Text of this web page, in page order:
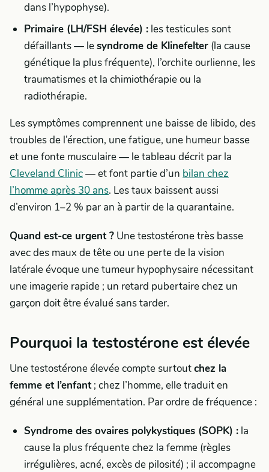
dans l’hypophyse).
Primaire (LH/FSH élevée) : les testicules sont
défaillants — lesyndrome de Klinefelter (la cause
génétique la plus fréquente), l’orchite ourlienne, les
traumatismes et la chimiothérapie ou la
radiothérapie.
Les symptômes comprennent une baisse de libido, des
troubles de l’érection, une fatigue, une humeur basse
et une fonte musculaire — le tableau décrit par la
Cleveland Clinic— et font partie d’un bilan chez
l’homme après 30 ans. Les taux baissent aussi
d’environ 1–2 % par an à partir de la quarantaine.
Quand est-ce urgent ? Une testostérone très basse
avec des maux de tête ou une perte de la vision
latérale évoque une tumeur hypophysaire nécessitant
une imagerie rapide ; un retard pubertaire chez un
garçon doit être évalué sans tarder.
Pourquoi la testostérone est élevée
Une testostérone élevée compte surtoutchez la
femme et l’enfant; chez l’homme, elle traduit en
général une supplémentation. Par ordre de fréquence :
Syndrome des ovaires polykystiques (SOPK) : la
cause la plus fréquente chez la femme (règles
irrégulières, acné, excès de pilosité) ; il accompagne